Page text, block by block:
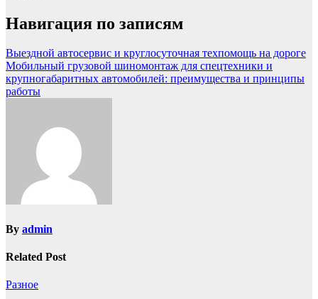
Навигация по записям
Выездной автосервис и круглосуточная техпомощь на дороге
Мобильный грузовой шиномонтаж для спецтехники и
крупногабаритных автомобилей: преимущества и принципы
работы
By admin
Related Post
Разное